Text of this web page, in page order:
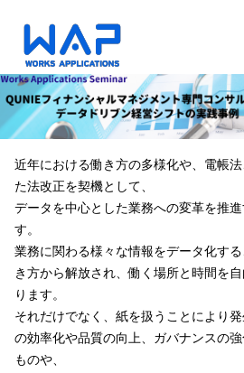
近年における働き方の多様化や、電帳
た法改正を契機として、
データを中心とした業務への変革を推
す。
業務に関わる様々な情報をデータ化す
き方から解放され、働く場所と時間を
ります。
それだけでなく、紙を扱うことにより
の効率化や品質の向上、ガバナンスの
ものや、